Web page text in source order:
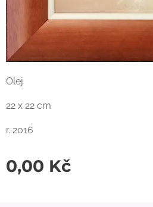
Olej
22 x 22 cm
r. 2016
0,00 Kč